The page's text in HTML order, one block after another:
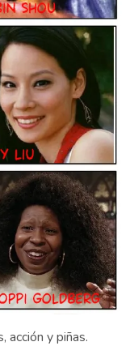
acción y piñas.